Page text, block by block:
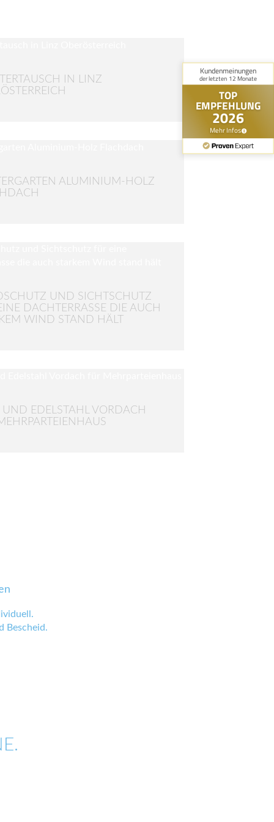
IN LINZ
ALUMINIUM-HOLZ
UND SICHTSCHUTZ
DACHTERRASSE DIE AUCH
WIND STAND HÄLT
UND EDELSTAHL VORDACH
Bescheid.